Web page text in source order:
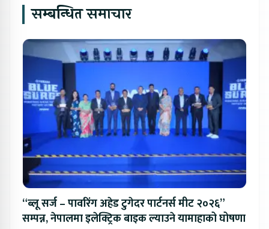
सम्बन्धित समाचार
“ब्लू सर्ज – पावरिंग अहेड टुगेदर पार्टनर्स मीट २०२६”
सम्पन्न, नेपालमा इलेक्ट्रिक बाइक ल्याउने यामाहाको घोषणा